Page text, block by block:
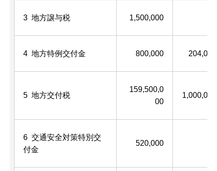
3 地方譲与税 1,500,000
4 地方特例交付金 800,000 204,000
5 地方交付税
159,500,0
00
1,000,000
6 交通安全対策特別交
付金
520,000